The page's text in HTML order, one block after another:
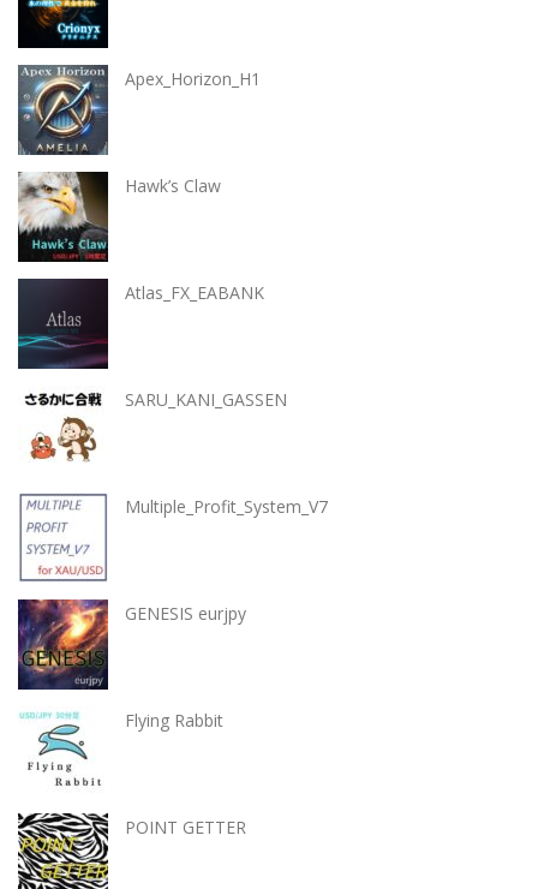
Apex_Horizon_H1
Hawk’s Claw
Atlas_FX_EABANK
SARU_KANI_GASSEN
Multiple_Profit_System_V7
GENESIS eurjpy
Flying Rabbit
POINT GETTER